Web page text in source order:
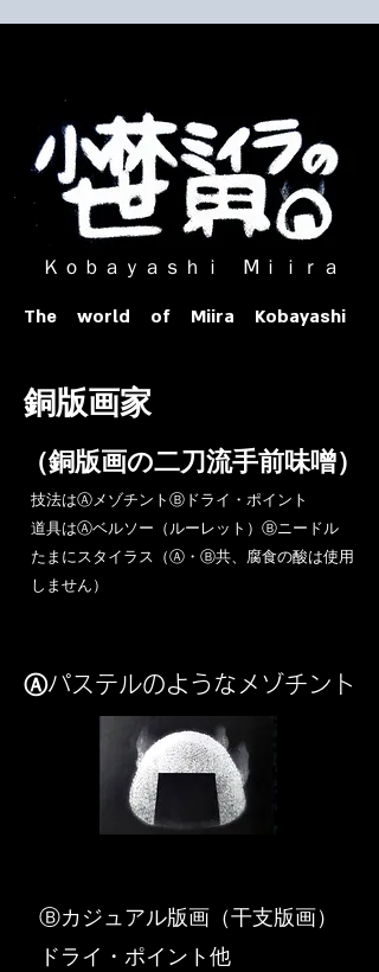
ｏｂａｙａｓｈｉ Ⅿｉｉｒａ​
The world of Miira Kobayashi
​銅版画家
​（銅版画の二刀流手前味噌）
​技法はⒶメゾチントⒷドライ・ポイント
道具はⒶベルソー（ルーレット）Ⓑニードル
​たまにスタイラス（Ⓐ・Ⓑ共、腐食の酸は使用
しません）
Ⓐパステルのようなメゾチント
​Ⓑカジュアル版画（干支版画）
ドライ・ポイント他